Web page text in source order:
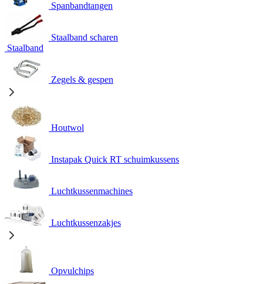
Spanbandtangen
Staalband scharen
Staalband
Zegels & gespen
Houtwol
Instapak Quick RT schuimkussens
Luchtkussenmachines
Luchtkussenzakjes
Opvulchips